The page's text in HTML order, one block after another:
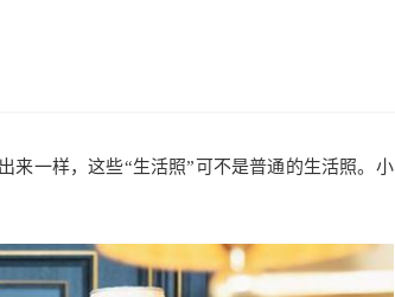
来一样，这些“生活照”可不是普通的生活照。小